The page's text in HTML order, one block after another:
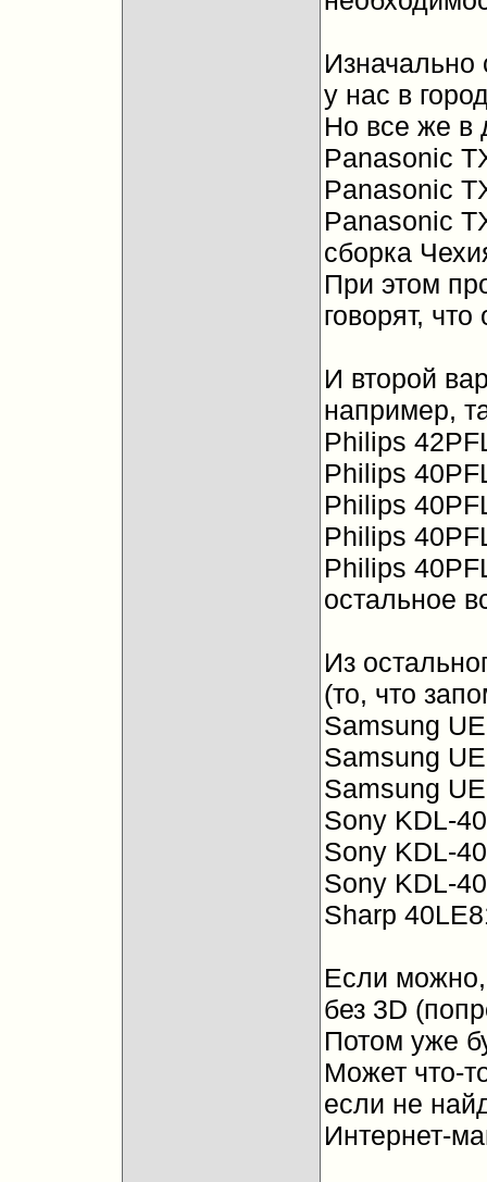
Изначально
у нас в
Но все же в
Panasonic
Panasonic
Panasonic
сборка
При этом
говорят,
И второй
например,
Philips
Philips
Philips
Philips
Philips
остальное
Из
(то, что
Samsung
Samsung
Samsung
Sony KDL-
Sony KDL-
Sony KDL-
Sharp
Если можно,
без 3D
Потом уже
Может что-
если не
Интернет-